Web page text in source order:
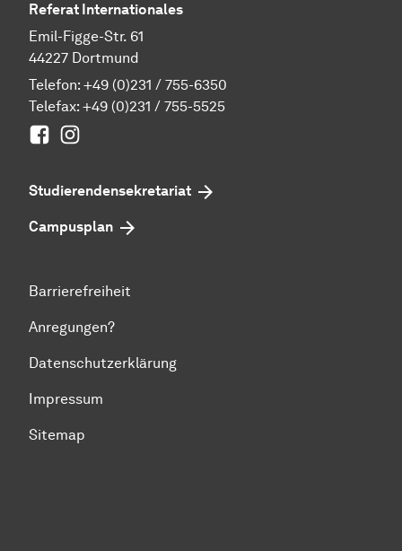
Referat Internationales
Emil-Figge-Str. 61
44227 Dortmund
Telefon: +49 (0)231 / 755-6350
Telefax: +49 (0)231 / 755-5525
Facebook
Studierenden­sekretariat
Campusplan
Barrierefreiheit
Anregungen?
Datenschutzerklärung
Impressum
Sitemap